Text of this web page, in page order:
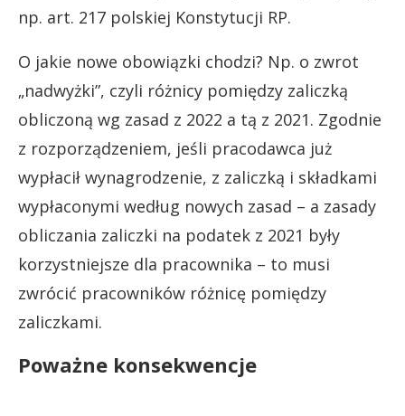
np. art. 217 polskiej Konstytucji RP.
O jakie nowe obowiązki chodzi? Np. o zwrot
„nadwyżki”, czyli różnicy pomiędzy zaliczką
obliczoną wg zasad z 2022 a tą z 2021. Zgodnie
z rozporządzeniem, jeśli pracodawca już
wypłacił wynagrodzenie, z zaliczką i składkami
wypłaconymi według nowych zasad – a zasady
obliczania zaliczki na podatek z 2021 były
korzystniejsze dla pracownika – to musi
zwrócić pracowników różnicę pomiędzy
zaliczkami.
Poważne konsekwencje